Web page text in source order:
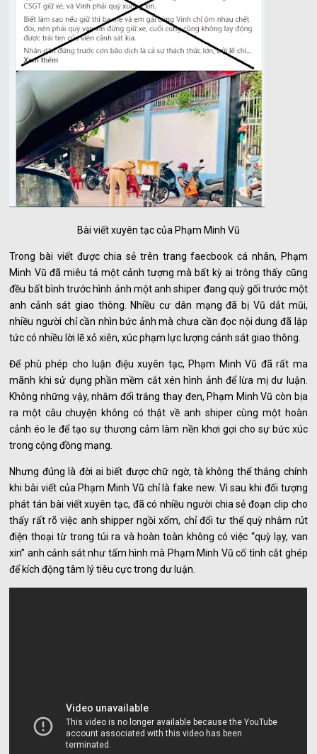
Bài viết xuyên tạc của Phạm Minh Vũ
Trong bài viết được chia sẻ trên trang faecbook cá nhân, Phạm
Minh Vũ đã miêu tả một cảnh tượng mà bất kỳ ai trông thấy cũng
đều bất bình trước hình ảnh một anh shiper đang quỳ gối trước một
anh cảnh sát giao thông. Nhiều cư dân mạng đã bị Vũ dắt mũi,
nhiều người chỉ cần nhìn bức ảnh mà chưa cần đọc nội dung đã lập
tức có nhiều lời lẽ xỏ xiên, xúc phạm lực lượng cảnh sát giao thông.
Để phù phép cho luận điệu xuyên tạc, Phạm Minh Vũ đã rất ma
mãnh khi sử dụng phần mềm cắt xén hình ảnh để lừa mị dư luận.
Không những vậy, nhằm đổi trắng thay đen, Phạm Minh Vũ còn bịa
ra một câu chuyện không có thật về anh shiper cùng một hoàn
cảnh éo le để tạo sự thương cảm làm nền khơi gợi cho sự bức xúc
trong cộng đồng mạng.
Nhưng đúng là đời ai biết được chữ ngờ, tà không thể thắng chính
khi bài viết của Phạm Minh Vũ chỉ là fake new. Vì sau khi đối tượng
phát tán bài viết xuyên tạc, đã có nhiều người chia sẻ đoạn clip cho
thấy rất rõ việc anh shipper ngồi xổm, chỉ đổi tư thế quỳ nhằm rút
điện thoại từ trong túi ra và hoàn toàn không có việc “quỳ lạy, van
xin” anh cảnh sát như tấm hình mà Phạm Minh Vũ cố tình cắt ghép
để kích động tâm lý tiêu cực trong dư luận.